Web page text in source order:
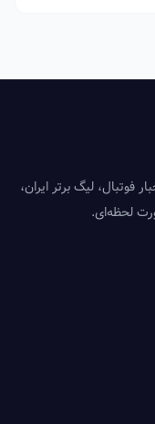
فوتبال، لیگ برتر ایران،
لحظه‌ای.